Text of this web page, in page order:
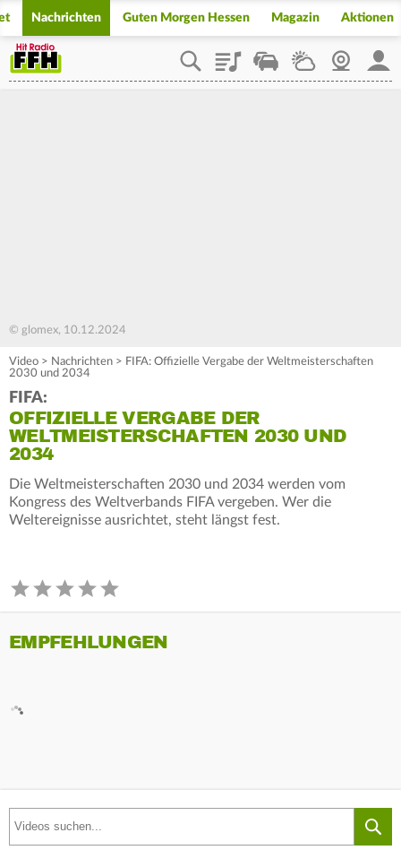
Nachrichten Guten Morgen Hessen Magazin Aktionen
PlaylistStaupilotWetterWebcam
© glomex, 10.12.2024
Video > Nachrichten > FIFA: Offizielle Vergabe der Weltmeisterschaften
2030 und 2034
FIFA:
OFFIZIELLE VERGABE DER
WELTMEISTERSCHAFTEN 2030 UND
2034
Die Weltmeisterschaften 2030 und 2034 werden vom
Kongress des Weltverbands FIFA vergeben. Wer die
Weltereignisse ausrichtet, steht längst fest.
EMPFEHLUNGEN